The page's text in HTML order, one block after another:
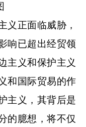
正面临威胁，
响已超出经贸领
主义和保护主义
和国际贸易的作
主义，其背后是
的臆想，将不仅